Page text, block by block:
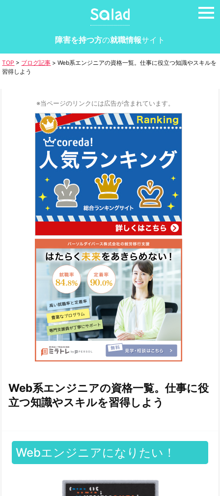
障害を持つ方の就職情報サイト
TOP > ブログ記事 >Web系エンジニアの資格一覧。仕事に役立つ知識やスキルを
習得しよう
※当ページのリンクには広告が含まれています。
Web系エンジニアの資格一覧。仕事に役
立つ知識やスキルを習得しよう
Webエンジニアになりたい！